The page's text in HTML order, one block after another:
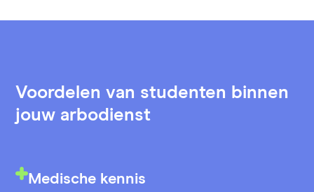
Voordelen van studenten binnen
jouw arbodienst
Medische kennis